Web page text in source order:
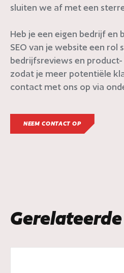
sluiten we af met een
Heb je een eigen bedrijf en
SEO van je website een rol
bedrijfsreviews en
zodat je meer potentiële
contact met ons op via
NEEM CONTACT OP